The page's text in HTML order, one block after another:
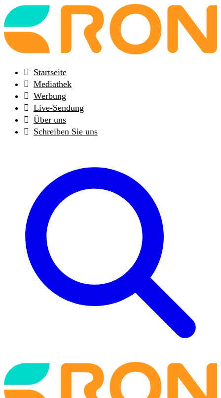
Back
to
frontpage
Startseite
Mediathek
Werbung
Live-Sendung
Über uns
Schreiben Sie uns
Back
to
frontpage